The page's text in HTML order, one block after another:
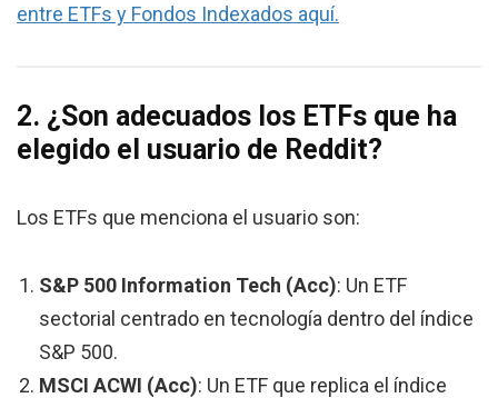
entre ETFs y Fondos Indexados aquí.
2. ¿Son adecuados los ETFs que ha
elegido el usuario de Reddit?
Los ETFs que menciona el usuario son:
S&P 500 Information Tech (Acc): Un ETF
sectorial centrado en tecnología dentro del índice
S&P 500.
MSCI ACWI (Acc): Un ETF que replica el índice